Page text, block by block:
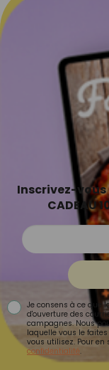
Inscrivez-vous
CADEAU
Je consens à ce que
d'ouverture des
campagnes. Nous
laquelle vous le
vous utilisez. Pour
confidentialité.